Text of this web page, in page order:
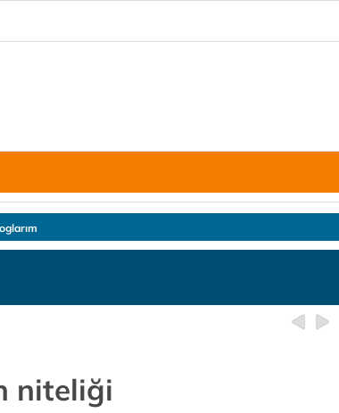
niteliği